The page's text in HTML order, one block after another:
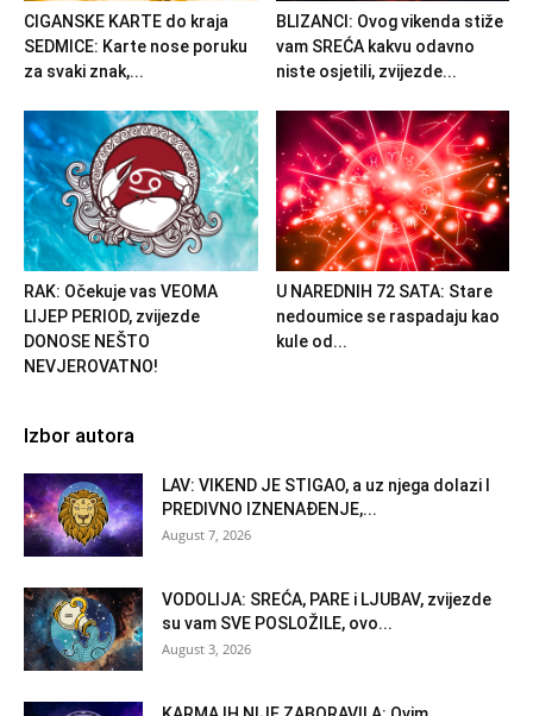
CIGANSKE KARTE do kraja
SEDMICE: Karte nose poruku
za svaki znak,...
BLIZANCI: Ovog vikenda stiže
vam SREĆA kakvu odavno
niste osjetili, zvijezde...
RAK: Očekuje vas VEOMA
LIJEP PERIOD, zvijezde
DONOSE NEŠTO
NEVJEROVATNO!
U NAREDNIH 72 SATA: Stare
nedoumice se raspadaju kao
kule od...
Izbor autora
LAV: VIKEND JE STIGAO, a uz njega dolazi I
PREDIVNO IZNENAĐENJE,...
August 7, 2026
VODOLIJA: SREĆA, PARE i LJUBAV, zvijezde
su vam SVE POSLOŽILE, ovo...
August 3, 2026